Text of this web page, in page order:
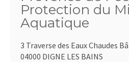
Protection du
Aquatique
3 Traverse des Eaux Chaudes
04000 DIGNE LES BAINS